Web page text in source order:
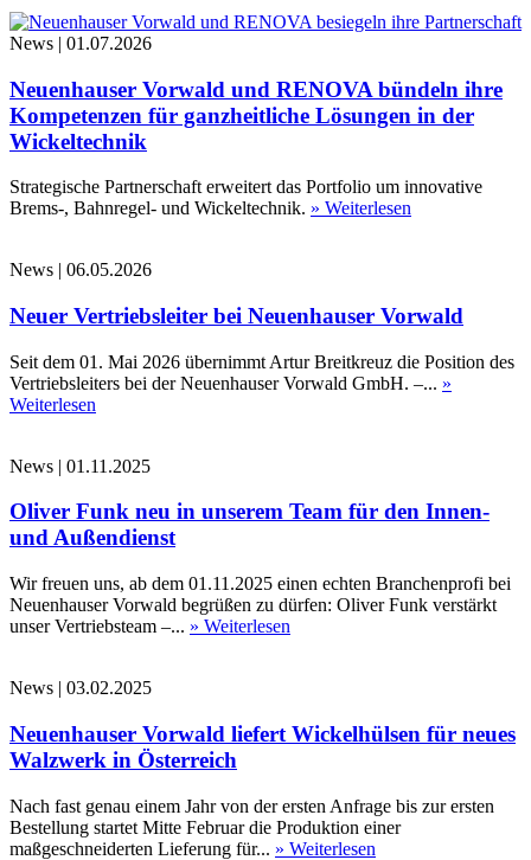
News | 01.07.2026
Neuenhauser Vorwald und RENOVA bündeln ihre
Kompetenzen für ganzheitliche Lösungen in der
Wickeltechnik
Strategische Partnerschaft erweitert das Portfolio um innovative
Brems-, Bahnregel- und Wickeltechnik. » Weiterlesen
News | 06.05.2026
Neuer Vertriebsleiter bei Neuenhauser Vorwald
Seit dem 01. Mai 2026 übernimmt Artur Breitkreuz die Position des
Vertriebsleiters bei der Neuenhauser Vorwald GmbH. –... »
Weiterlesen
News | 01.11.2025
Oliver Funk neu in unserem Team für den Innen-
und Außendienst
Wir freuen uns, ab dem 01.11.2025 einen echten Branchenprofi bei
Neuenhauser Vorwald begrüßen zu dürfen: Oliver Funk verstärkt
unser Vertriebsteam –... » Weiterlesen
News | 03.02.2025
Neuenhauser Vorwald liefert Wickelhülsen für neues
Walzwerk in Österreich
Nach fast genau einem Jahr von der ersten Anfrage bis zur ersten
Bestellung startet Mitte Februar die Produktion einer
maßgeschneiderten Lieferung für... » Weiterlesen